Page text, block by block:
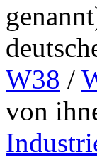
W38 /
von